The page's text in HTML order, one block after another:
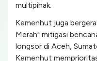
multipihak.
Kemenhut juga
Merah" mitigasi
longsor di Aceh,
Kemenhut